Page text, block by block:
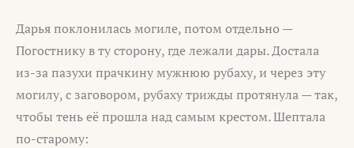
Дарья поклонилась могиле, потом отдельно —
Погостнику в ту сторону, где лежали дары. Достала
из-за пазухи прачкину мужнюю рубаху, и через эту
могилу, с заговором, рубаху трижды протянула — так,
чтобы тень её прошла над самым крестом. Шептала
по-старому: